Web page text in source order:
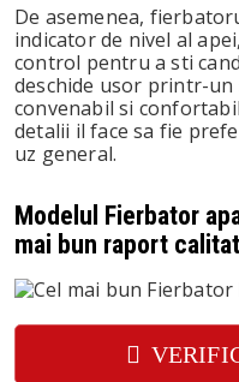
De asemenea,
indicator de nivel al
control pentru a sti
deschide usor printr-
convenabil si
detalii il face sa fie
uz general.
Modelul Fierbator
mai bun raport